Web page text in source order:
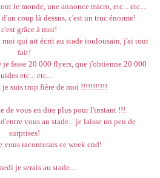
le monde, une annonce micro, etc... etc...
coup là dessus, c'est un truc énorme!
grâce à moi!
moi qui ait écrit au stade toulousain, j'ai tout
fait!
fasse 20 000 flyers, que j'obtienne 20 000
etc... etc...
je suis trop fière de moi !!!!!!!!!!!
de vous en dire plus pour l'instant !!!
vous au stade... je laisse un peu de
surprises!
vous raconterais ce week end!
je serais au stade....